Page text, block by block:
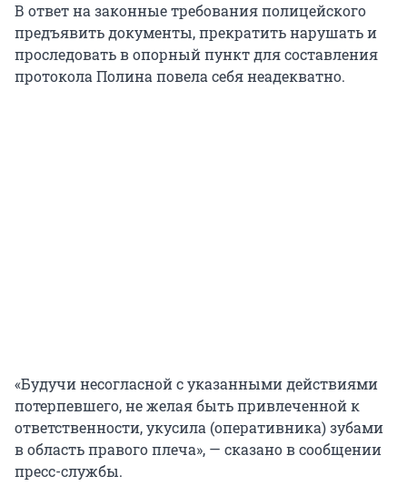
В ответ на законные требования полицейского
предъявить документы, прекратить нарушать и
проследовать в опорный пункт для составления
протокола Полина повела себя неадекватно.
«Будучи несогласной с указанными действиями
потерпевшего, не желая быть привлеченной к
ответственности, укусила (оперативника) зубами
в область правого плеча», — сказано в сообщении
пресс-службы.